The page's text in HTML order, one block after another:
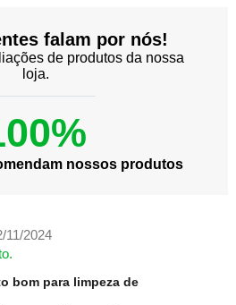
falam por nós!
de produtos da nossa
loja.
nossos produtos
11/2024
bom para limpeza de